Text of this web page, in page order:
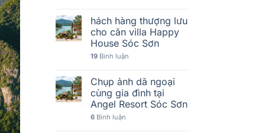
hách hàng thượng lưu
cho căn villa Happy
House Sóc Sơn
19Bình luận
Chụp ảnh dã ngoại
cùng gia đình tại
Angel Resort Sóc Sơn
6Bình luận